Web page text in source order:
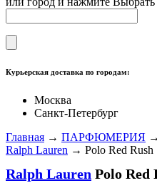
Курьерская доставка по городам:
Москва
Санкт-Петербург
Главная → ПАРФЮМЕРИЯ →
Ralph Lauren → Polo Red Rush
Ralph Lauren Polo Red